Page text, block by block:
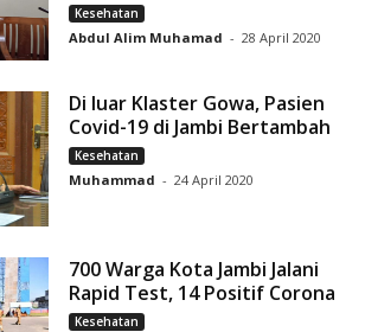
Kesehatan
Abdul Alim Muhamad - 28 April 2020
Di luar Klaster Gowa, Pasien
Covid-19 di Jambi Bertambah
Kesehatan
Muhammad - 24 April 2020
700 Warga Kota Jambi Jalani
Rapid Test, 14 Positif Corona
Kesehatan